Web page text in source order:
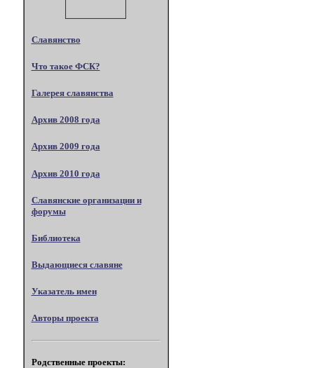
Славянство
Что такое ФСК?
Галерея славянства
Архив 2008 года
Архив 2009 года
Архив 2010 года
Славянские организации и
форумы
Библиотека
Выдающиеся славяне
Указатель имен
Авторы проекта
Родственные проекты: